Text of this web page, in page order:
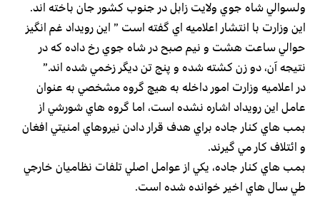
ولسوالي شاه جوي ولايت زابل در جنوب كشور جان باخته اند.
اين وزارت با انتشار اعلاميه اي گفته است ” اين رويداد غم انگيز
حوالي ساعت هشت و نيم صبح در شاه جوي رخ داده كه در
نتيجه آن، دو زن كشته شده و پنج تن ديگر زخمي شده اند.”
در اعلاميه وزارت امور داخله به هيچ گروه مشخصي به عنوان
عامل اين رويداد اشاره نشده است، اما گروه هاي شورشي از
بمب هاي كنار جاده براي هدف قرار دادن نيروهاي امنيتي افغان
و ائتلاف كار مي گيرند.
بمب هاي كنار جاده، يكي از عوامل اصلي تلفات نظاميان خارجي
طي سال هاي اخير خوانده شده است.